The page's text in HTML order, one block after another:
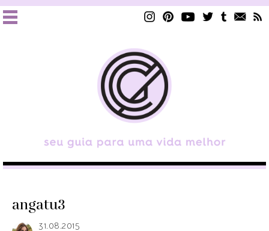
angatu3
31.08.2015